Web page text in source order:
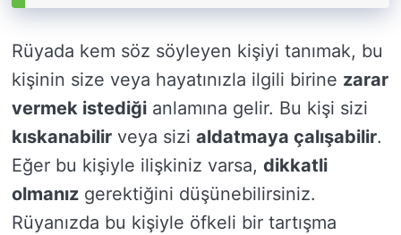
Rüyada kem söz söyleyen kişiyi tanımak, bu
kişinin size veya hayatınızla ilgili birine zarar
vermek istediği anlamına gelir. Bu kişi sizi
kıskanabilir veya sizi aldatmaya çalışabilir.
Eğer bu kişiyle ilişkiniz varsa, dikkatli
olmanız gerektiğini düşünebilirsiniz.
Rüyanızda bu kişiyle öfkeli bir tartışma